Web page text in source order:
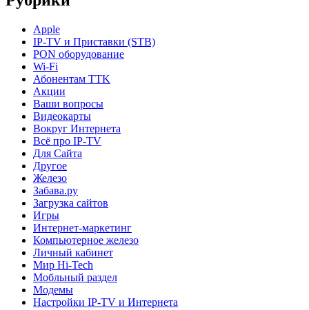
Apple
IP-TV и Приставки (STB)
PON оборудование
Wi-Fi
Абонентам TTK
Акции
Ваши вопросы
Видеокарты
Вокруг Интернета
Всё про IP-TV
Для Сайта
Другое
Железо
Забава.ру
Загрузка сайтов
Игры
Интернет-маркетинг
Компьютерное железо
Личный кабинет
Мир Hi-Tech
Мобльный раздел
Модемы
Настройки IP-TV и Интернета